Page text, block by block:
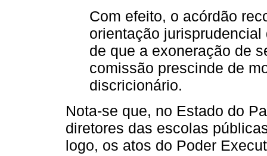
Com efeito, o acórdão
orientação
de que a exoneração de
comissão prescinde de
discricionário.
Nota-se que, no Estado do
diretores das escolas
logo, os atos do Poder